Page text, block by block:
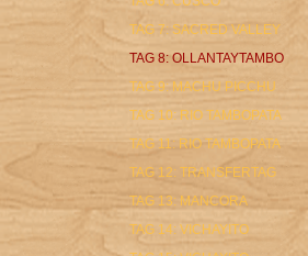
TAG 7: SACRED VALLEY
TAG 8: OLLANTAYTAMBO
TAG 9: MACHU PICCHU
TAG 10: RIO TAMBOPATA
TAG 11: RIO TAMBOPATA
TAG 12: TRANSFERTAG
TAG 13: MANCORA
TAG 14: VICHAYITO